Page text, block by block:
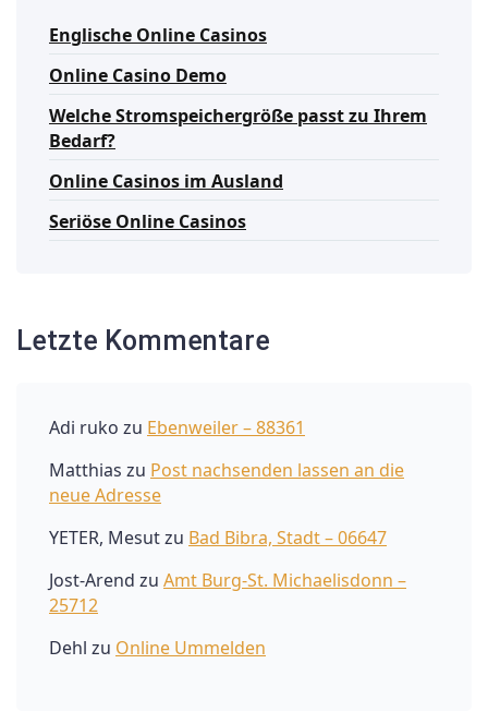
Englische Online Casinos
Online Casino Demo
Welche Stromspeichergröße passt zu Ihrem
Bedarf?
Online Casinos im Ausland
Seriöse Online Casinos
Letzte Kommentare
Adi ruko zu Ebenweiler – 88361
Matthias zu Post nachsenden lassen an die
neue Adresse
YETER, Mesutzu Bad Bibra, Stadt – 06647
Jost-Arend zu Amt Burg-St. Michaelisdonn –
25712
Dehl zu Online Ummelden